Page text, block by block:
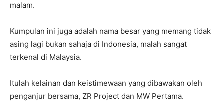
malam.
Kumpulan ini juga adalah nama besar yang memang tidak
asing lagi bukan sahaja di Indonesia, malah sangat
terkenal di Malaysia.
Itulah kelainan dan keistimewaan yang dibawakan oleh
penganjur bersama, ZR Project dan MW Pertama.